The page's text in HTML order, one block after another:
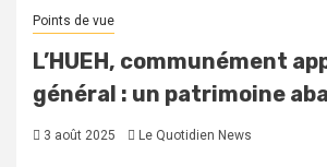
Points de vue
L’HUEH, communément
général : un patrimoine
3 août 2025 Le Quotidien News